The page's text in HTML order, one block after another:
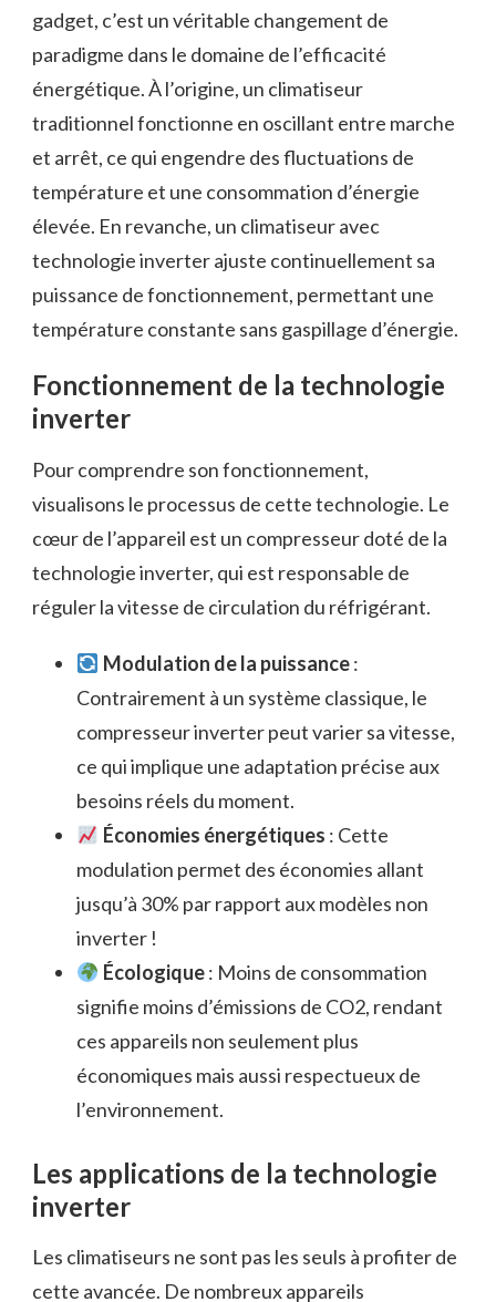
gadget, c’est un véritable changement de
paradigme dans le domaine de l’efficacité
énergétique. À l’origine, un climatiseur
traditionnel fonctionne en oscillant entre marche
et arrêt, ce qui engendre des fluctuations de
température et une consommation d’énergie
élevée. En revanche, un climatiseur avec
technologie inverter ajuste continuellement sa
puissance de fonctionnement, permettant une
température constante sans gaspillage d’énergie.
Fonctionnement de la technologie
inverter
Pour comprendre son fonctionnement,
visualisons le processus de cette technologie. Le
cœur de l’appareil est un compresseur doté de la
technologie inverter, qui est responsable de
réguler la vitesse de circulation du réfrigérant.
Modulation de la puissance:
Contrairement à un système classique, le
compresseur inverter peut varier sa vitesse,
ce qui implique une adaptation précise aux
besoins réels du moment.
Économies énergétiques : Cette
modulation permet des économies allant
jusqu’à 30% par rapport aux modèles non
inverter !
Écologique: Moins de consommation
signifie moins d’émissions de CO2, rendant
ces appareils non seulement plus
économiques mais aussi respectueux de
l’environnement.
Les applications de la technologie
inverter
Les climatiseurs ne sont pas les seuls à profiter de
cette avancée. De nombreux appareils